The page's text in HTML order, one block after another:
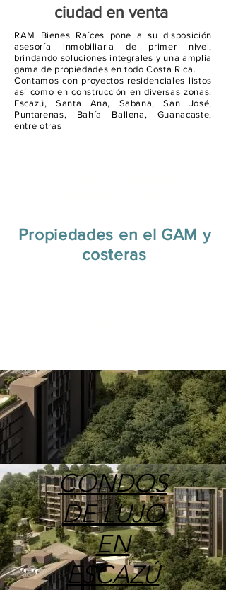
ciudad en venta
RAM Bienes Raíces pone a su disposición
asesoría inmobiliaria de primer nivel,
brindando soluciones integrales y una amplia
gama de propiedades en todo Costa Rica.
Contamos con proyectos residenciales listos
así como en construcción en diversas zonas:
Escazú, Santa Ana, Sabana, San José,
Puntarenas, Bahía Ballena, Guanacaste,
entre otras
Propiedades en el GAM y
costeras
CONDOS
DE LUJO
EN
ESCAZÚ